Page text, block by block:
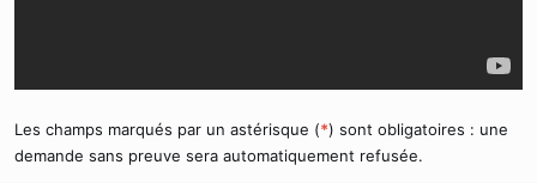
Les champs marqués par un astérisque (*) sont obligatoires : une
demande sans preuve sera automatiquement refusée.